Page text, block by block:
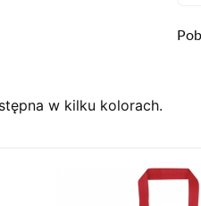
w kilku kolorach.